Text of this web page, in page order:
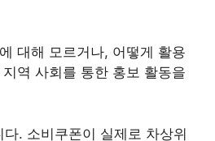
대해 모르거나, 어떻게 활용
역 사회를 통한 홍보 활동을
. 소비쿠폰이 실제로 차상위